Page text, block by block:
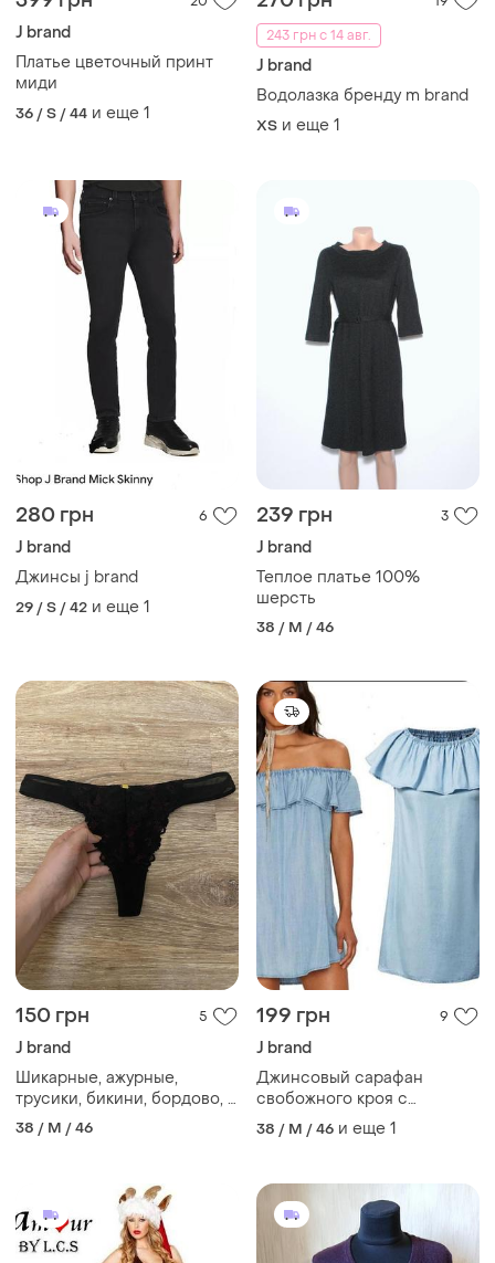
J brand
Платье цветочный принт
миди
36 / S / 44 и еще 1
243 грн с 14 авг.
J brand
Водолазка бренду m brand
ХS и еще 1
280 грн 6
J brand
Джинсы j brand
29 / S / 42 и еще 1
239 грн 3
J brand
Теплое платье 100%
шерсть
38 / M / 46
150 грн 5
J brand
Шикарные, ажурные,
трусики, бикини, бордово, с
черным ажуром, от
дорогого бренда: j👌
38 / M / 46
199 грн 9
J brand
Джинсовый сарафан
свобожного кроя с
оголенными плечами,
рюшами
38 / M / 46 и еще 1